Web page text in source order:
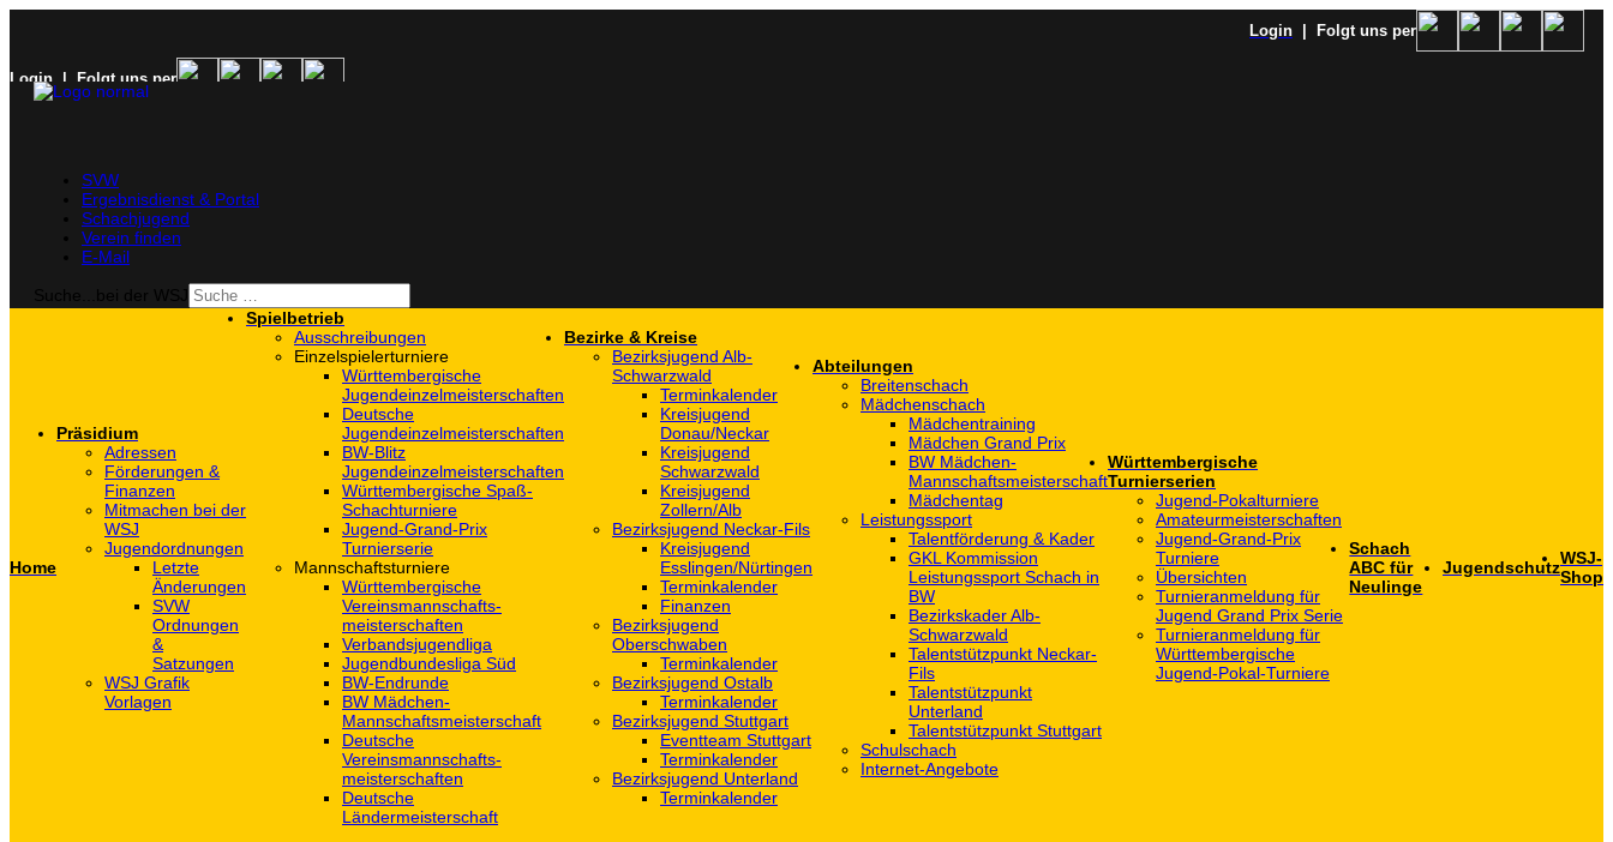
Login | Folgt uns per
Login | Folgt uns per
SVW
Ergebnisdienst & Portal
Schachjugend
Verein finden
E-Mail
Home
Präsidium
Adressen
Förderungen &
Finanzen
Mitmachen bei der
WSJ
Jugendordnungen
Letzte
Änderungen
SVW
Ordnungen
&
Satzungen
WSJ Grafik
Vorlagen
Spielbetrieb
Ausschreibungen
Einzelspielerturniere
Württembergische
Jugendeinzelmeisterschaften
Deutsche
Jugendeinzelmeisterschaften
BW-Blitz
Jugendeinzelmeisterschaften
Württembergische Spaß-
Schachturniere
Jugend-Grand-Prix
Turnierserie
Mannschaftsturniere
Württembergische
Vereinsmannschafts-
meisterschaften
Verbandsjugendliga
Jugendbundesliga Süd
BW-Endrunde
BW Mädchen-
Mannschaftsmeisterschaft
Deutsche
Vereinsmannschafts-
meisterschaften
Deutsche
Ländermeisterschaft
Bezirke & Kreise
Bezirksjugend Alb-
Schwarzwald
Terminkalender
Kreisjugend
Donau/Neckar
Kreisjugend
Schwarzwald
Kreisjugend
Zollern/Alb
Bezirksjugend Neckar-Fils
Kreisjugend
‎Esslingen/Nürtingen
Terminkalender
Finanzen
Bezirksjugend
Oberschwaben
Terminkalender
Bezirksjugend Ostalb
Terminkalender
Bezirksjugend Stuttgart
‎Eventteam Stuttgart
Terminkalender
Bezirksjugend Unterland
Terminkalender
Abteilungen
Breitenschach
Mädchenschach
Mädchentraining
Mädchen Grand Prix
BW Mädchen-
Mannschaftsmeisterschaft
Mädchentag
Leistungssport
Talentförderung & Kader
GKL Kommission
Leistungssport Schach in
BW
Bezirkskader Alb-
Schwarzwald
Talentstützpunkt Neckar-
Fils
Talentstützpunkt
Unterland
Talentstützpunkt Stuttgart
Schulschach
Internet-Angebote
Württembergische
Turnierserien
Jugend-Pokalturniere
Amateurmeisterschaften
Jugend-Grand-Prix
Turniere
Übersichten
Turnieranmeldung für
Jugend Grand Prix Serie
Turnieranmeldung für
Württembergische
Jugend-Pokal-Turniere
Schach
ABC für
Neulinge
JugendschutzWSJ-
Shop